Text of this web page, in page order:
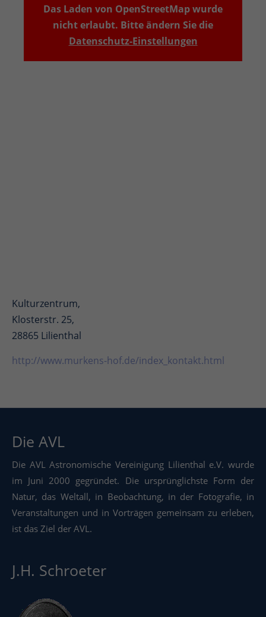
Das Laden von OpenStreetMap wurde
nicht erlaubt. Bitte ändern Sie die
Datenschutz-Einstellungen
Kulturzentrum,
Klosterstr. 25,
28865 Lilienthal
http://www.murkens-hof.de/index_kontakt.html
Die AVL
Die AVL Astronomische Vereinigung Lilienthal e.V. wurde
im Juni 2000 gegründet. Die ursprünglichste Form der
Natur, das Weltall, in Beobachtung, in der Fotografie, in
Veranstaltungen und in Vorträgen gemeinsam zu erleben,
ist das Ziel der AVL.
J.H. Schroeter